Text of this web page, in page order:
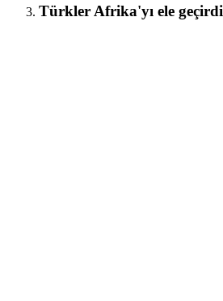
Türkler Afrika'yı ele geçirdi